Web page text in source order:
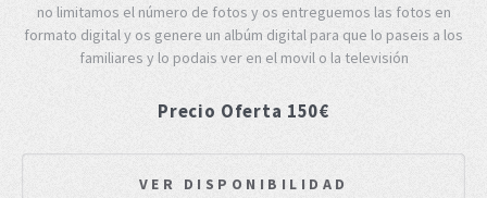
no limitamos el número de fotos y os entreguemos las fotos en
formato digital y os genere un albúm digital para que lo paseis a los
familiares y lo podais ver en el movil o la televisión
Precio Oferta 150€
VER DISPONIBILIDAD